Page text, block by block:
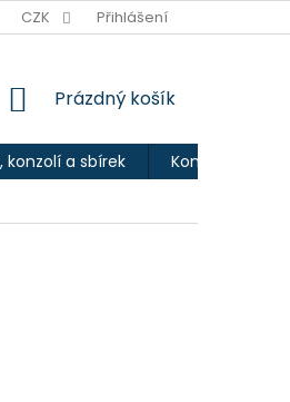
CZK Přihlášení
NÁKUPNÍ
Prázdný košík
konzolí a sbírek Kontakty